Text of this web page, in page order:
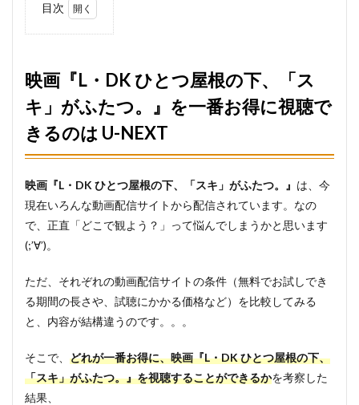
目次
DK ひ
とつ屋
下、
「ス
キ」が
ふた
を一番
お得に
視聴で
きるの
は U-
1.1
Ⅰ. 初
回登
録無
間が
31日
映画『L・DK ひとつ屋根の下、「ス
キ」がふたつ。』を一番お得に視聴で
きるのは U-NEXT
映画『L・DK ひとつ屋根の下、「スキ」がふたつ。』 は、今
現在いろんな動画配信サイトから配信されています。なの
で、正直「どこで観よう？」って悩んでしまうかと思います
(;’∀’)。
ただ、それぞれの動画配信サイトの条件（無料でお試しでき
る期間の長さや、試聴にかかる価格など）を比較してみる
と、内容が結構違うのです。。。
そこで、 どれが一番お得に、映画『L・DK ひとつ屋根の下、
「スキ」がふたつ。』を視聴することができるかを考察した
結果、